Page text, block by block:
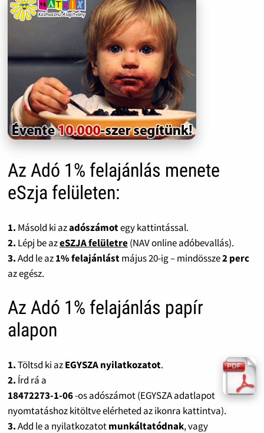
Az Adó 1% felajánlás menete
eSzja felületen:
1. Másold ki azadószámotegy kattintással.
2. Lépj be azeSZJA felületre(NAV online adóbevallás).
3.Add le az1% felajánlástmájus 20-ig – mindössze2 perc
az egész.
Az Adó 1% felajánlás papír
alapon
1.Töltsd ki azEGYSZA nyilatkozatot.
2. Írd rá a
18472273-1-06-os adószámot (EGYSZA adatlapot
nyomtatáshoz kitöltve elérheted az ikonra kattintva).
3.Add le a nyilatkozatotmunkáltatódnak, vagy